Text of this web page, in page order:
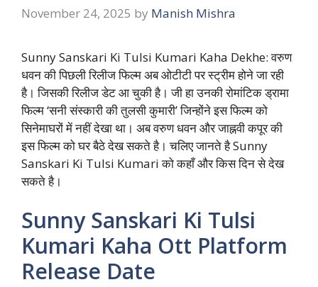
November 24, 2025 by Manish Mishra
Sunny Sanskari Ki Tulsi Kumari Kaha Dekhe: वरुण
धवन की पिछली रिलीज फिल्म अब ओटीटी पर स्ट्रीम होने जा रही
है। जिसकी रिलीज डेट आ चुकी है। जी हा उनकी रोमांटिक ड्रामा
फिल्म ‘सनी संस्कारी की तुलसी कुमारी’ जिन्होंने इस फिल्म को
सिनेमाघरों में नहीं देखा था। अब वरुण धवन और जाह्नवी कपूर की
इस फिल्म को घर बैठे देख सकते है। चलिए जानते है Sunny
Sanskari Ki Tulsi Kumari को कहाँ और किस दिन से देख
सकते है।
Sunny Sanskari Ki Tulsi
Kumari Kaha Ott Platform
Release Date